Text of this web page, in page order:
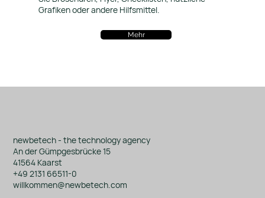
Grafiken oder andere Hilfsmittel.
Mehr
newbetech - the technology agency
An der Gümpgesbrücke 15
41564 Kaarst
+49 2131 66511-0
willkommen@newbetech.com